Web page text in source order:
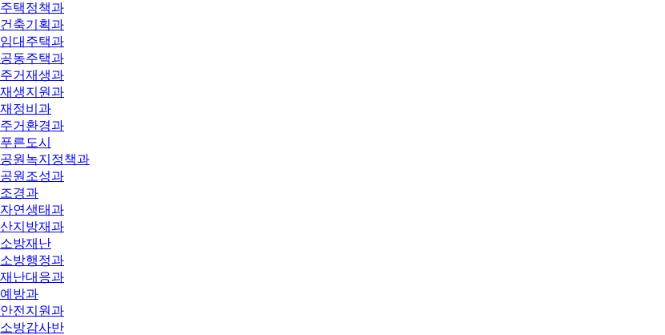
주택정책과
건축기획과
임대주택과
공동주택과
주거재생과
재생지원과
재정비과
주거환경과
푸른도시
공원녹지정책과
공원조성과
조경과
자연생태과
산지방재과
소방재난
소방행정과
재난대응과
예방과
안전지원과
소방감사반